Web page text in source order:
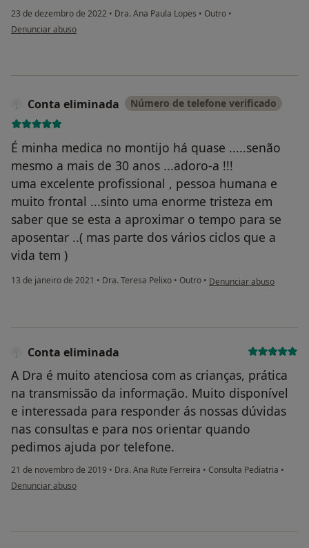
23 de dezembro de 2022 • Dra. Ana Paula Lopes • Outro •
na opinião do utilizador L
Denunciar abuso
Conta eliminada Número de telefone verificado
É minha medica no montijo há quase .....senão
mesmo a mais de 30 anos ...adoro-a !!!
uma excelente profissional , pessoa humana e
muito frontal ...sinto uma enorme tristeza em
saber que se esta a aproximar o tempo para se
aposentar ..( mas parte dos vários ciclos que a
vida tem )
13 de janeiro de 2021 • Dra. Teresa Pelixo • Outro • na opinião do utilizador
Denunciar abuso
Conta eliminada
A Dra é muito atenciosa com as crianças, prática
na transmissão da informação. Muito disponível
e interessada para responder ás nossas dúvidas
nas consultas e para nos orientar quando
pedimos ajuda por telefone.
21 de novembro de 2019 • Dra. Ana Rute Ferreira • Consulta Pediatria •
na opinião do utilizador Conta eliminada
Denunciar abuso